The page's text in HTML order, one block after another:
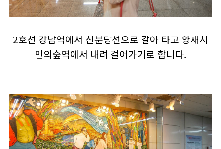
2호선 강남역에서 신분당선으로 갈아 타고 양재시
민의숲역에서 내려 걸어가기로 합니다.